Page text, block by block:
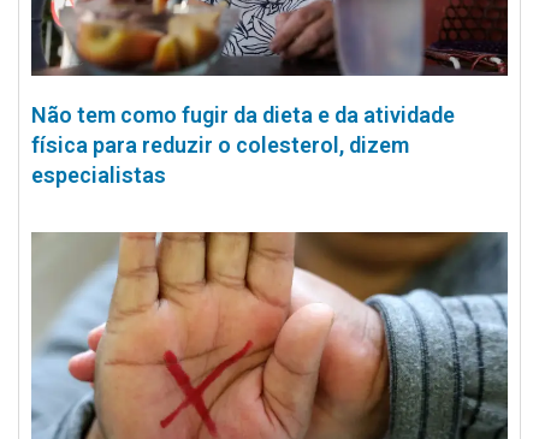
Não tem como fugir da dieta e da atividade
física para reduzir o colesterol, dizem
especialistas